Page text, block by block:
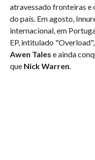
atravessado fronteiras e
do país. Em agosto,
internacional, em
EP, intitulado
Awen Tales e ainda
que Nick Warren.